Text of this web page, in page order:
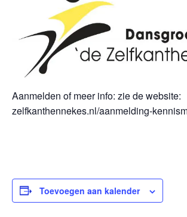
Aanmelden of meer info: zie de website:
zelfkanthennekes.nl/aanmelding-
Toevoegen aan kalender